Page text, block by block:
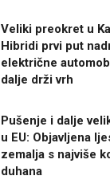
Veliki preokret u
Hibridi prvi put
električne
dalje drži vrh
Pušenje i dalje
u EU: Objavljena
zemalja s najviše
duhana